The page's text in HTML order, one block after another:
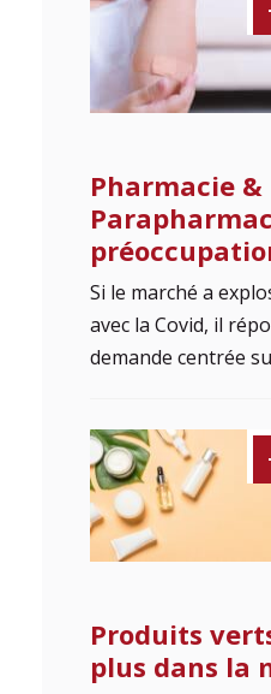
Pharmacie &
Si le marché a
avec la Covid, il
demande centrée
Produits
plus dans la